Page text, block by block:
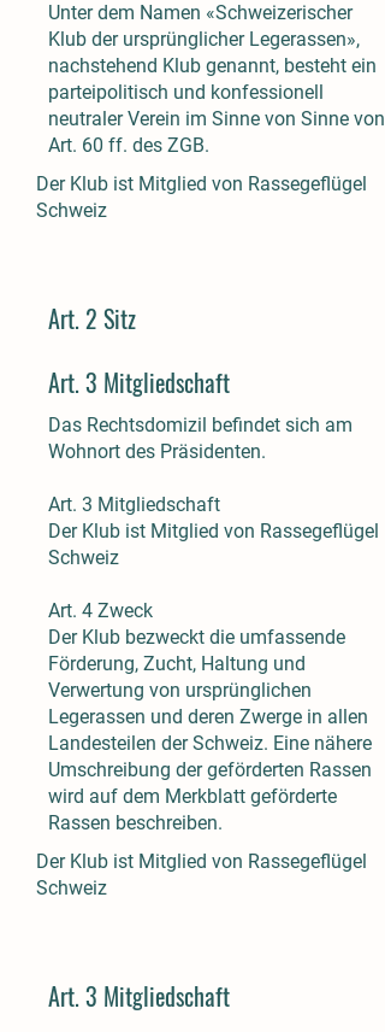
Unter dem Namen «Schweizerischer
Klub der ursprünglicher Legerassen»,
nachstehend Klub genannt, besteht ein
parteipolitisch und konfessionell
neutraler Verein im Sinne von Sinne von
Art. 60 ff. des ZGB.
Der Klub ist Mitglied von Rassegeflügel
Schweiz
Art. 2 Sitz
Art. 3 Mitgliedschaft
Das Rechtsdomizil befindet sich am
Wohnort des Präsidenten.
Art. 3 Mitgliedschaft
Der Klub ist Mitglied von Rassegeflügel
Schweiz
Art. 4 Zweck
Der Klub bezweckt die umfassende
Förderung, Zucht, Haltung und
Verwertung von ursprünglichen
Legerassen und deren Zwerge in allen
Landesteilen der Schweiz. Eine nähere
Umschreibung der geförderten Rassen
wird auf dem Merkblatt geförderte
Rassen beschreiben.
Der Klub ist Mitglied von Rassegeflügel
Schweiz
Art. 3 Mitgliedschaft